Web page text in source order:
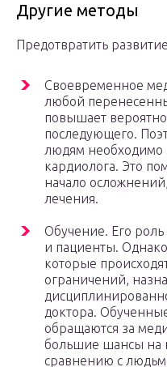
Другие методы
Предотвратить
Своевременное
любой
повышает
последующего.
людям необходимо
кардиолога. Это
начало
лечения.
Обучение. Его
и пациенты.
которые
ограничений,
доктора.
обращаются за
большие шансы на
сравнению с